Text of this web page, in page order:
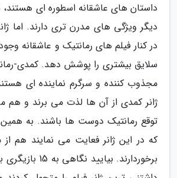
داستان های عاشقانه اسطوره ای
دیگر ویژگی های مدرن تری دارند. اما
در کنار فیلم های رمانتیک و عاشقانه
سلایق بیشتری را پوشش دهد. کمدی-
مجذوب کننده و سرگرم نماینده ای
ژانر کمدی از آن ها لذت می برند و هم
توقع رمانتیک دوست ها باشند. به همین
که در این ژانر فعایت می نمایند هم
برخوردارند.